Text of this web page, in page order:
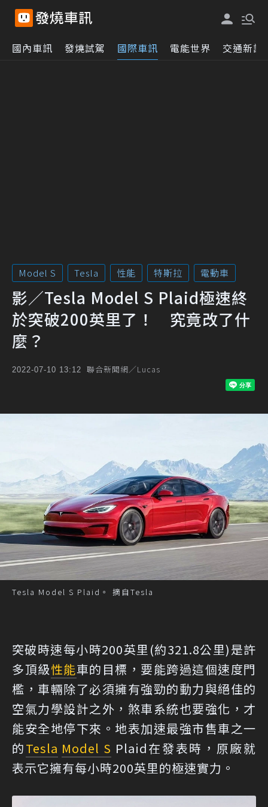
國內車訊 發燒試駕 國際車訊 電能世界 交通新訊
Model S Tesla 性能 特斯拉 電動車
影／Tesla Model S Plaid極速終
於突破200英里了！ 究竟改了什
麼？
2022-07-10 13:12 聯合新聞網／Lucas
Tesla Model S Plaid。 摘自Tesla
突破時速每小時200英里(約321.8公里)是許
多頂級性能車的目標，要能跨過這個速度門
檻，車輛除了必須擁有強勁的動力與絕佳的
空氣力學設計之外，煞車系統也要強化，才
能安全地停下來。地表加速最強市售車之一
的Tesla Model S Plaid在發表時，原廠就
表示它擁有每小時200英里的極速實力。